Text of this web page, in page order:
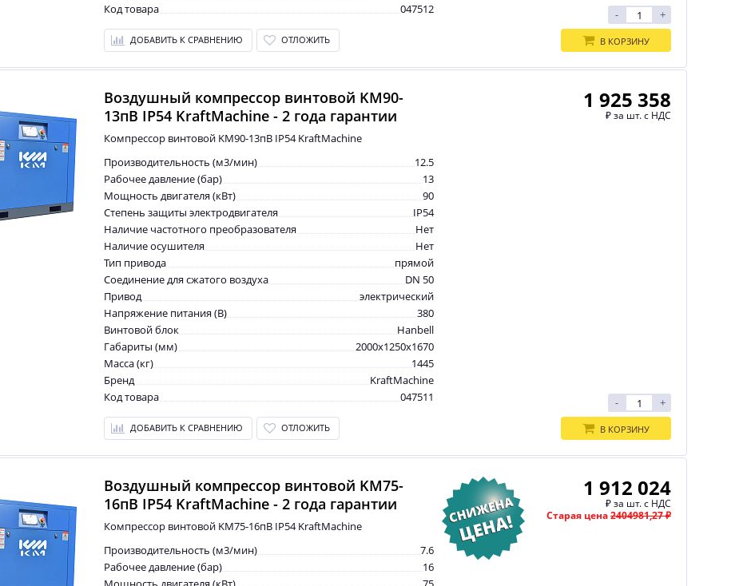
Код товара
047512
ДОБАВИТЬ К СРАВНЕНИЮ ОТЛОЖИТЬ
+
-
В КОРЗИНУ
Воздушный компрессор винтовой KM90-
13пВ IP54 KraftMachine - 2 года гарантии
Компрессор винтовой KM90-13пВ IP54 KraftMachine
Производительность (м3/мин)
12.5
Рабочее давление (бар)
13
Мощность двигателя (кВт)
90
Степень защиты электродвигателя
IP54
Наличие частотного преобразователя
Нет
Наличие осушителя
Нет
Тип привода
прямой
Соединение для сжатого воздуха
DN 50
Привод
электрический
Напряжение питания (В)
380
Винтовой блок
Hanbell
Габариты (мм)
2000x1250x1670
Масса (кг)
1445
Бренд
KraftMachine
Код товара
047511
ДОБАВИТЬ К СРАВНЕНИЮ ОТЛОЖИТЬ
1 925 358
₽за шт. с НДС
+
-
В КОРЗИНУ
Воздушный компрессор винтовой KM75-
16пВ IP54 KraftMachine - 2 года гарантии
Компрессор винтовой KM75-16пВ IP54 KraftMachine
Производительность (м3/мин)
7.6
Рабочее давление (бар)
16
1 912 024
₽за шт. с НДС
Старая цена2404981,27 ₽